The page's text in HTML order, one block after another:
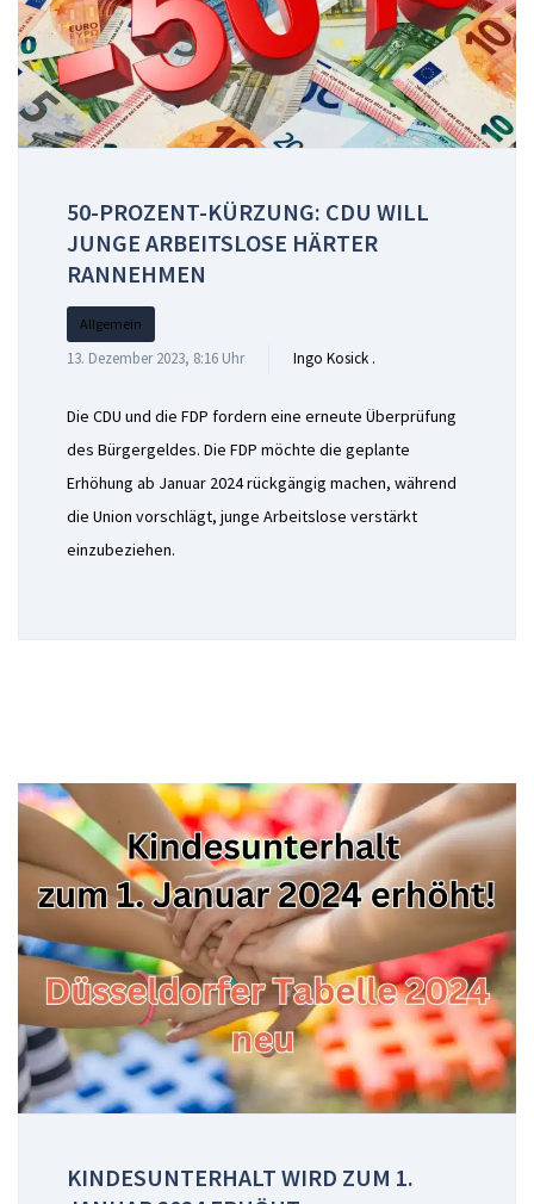
50-PROZENT-KÜRZUNG: CDU WILL
JUNGE ARBEITSLOSE HÄRTER
RANNEHMEN
Allgemein
13. Dezember 2023, 8:16 Uhr Ingo Kosick .
Die CDU und die FDP fordern eine erneute Überprüfung
des Bürgergeldes. Die FDP möchte die geplante
Erhöhung ab Januar 2024 rückgängig machen, während
die Union vorschlägt, junge Arbeitslose verstärkt
einzubeziehen.
KINDESUNTERHALT WIRD ZUM 1.